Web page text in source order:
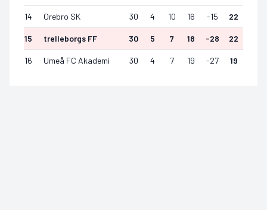
14 Orebro SK 30 4 10 16 -15 22
15 trelleborgs FF 30 5 7 18 -28 22
16 Umeå FC Akademi 30 4 7 19 -27 19